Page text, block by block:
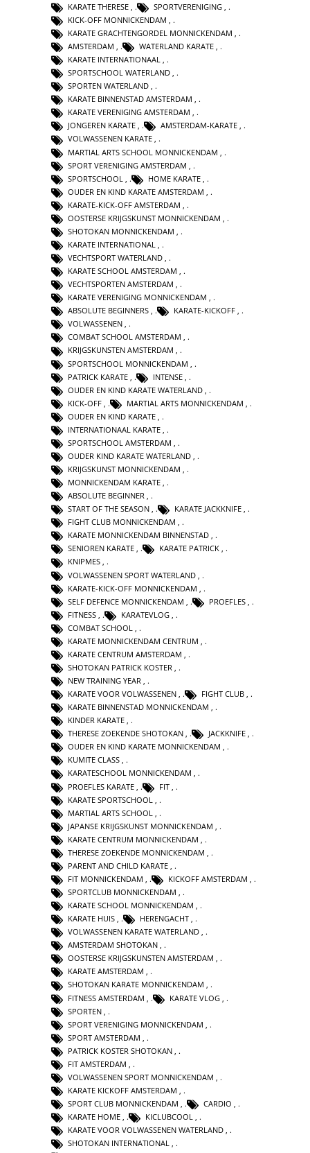
KARATE THERESE
SPORTVERENIGING
KICK-OFF MONNICKENDAM
KARATE GRACHTENGORDEL MONNICKENDAM
AMSTERDAM , WATERLAND KARATE ,
KARATE INTERNATIONAAL ,
SPORTSCHOOL WATERLAND ,
SPORTEN WATERLAND ,
KARATE BINNENSTAD AMSTERDAM ,
KARATE VERENIGING AMSTERDAM ,
JONGEREN KARATE , AMSTERDAM-KARATE ,
VOLWASSENEN KARATE ,
MARTIAL ARTS SCHOOL MONNICKENDAM
SPORT VERENIGING AMSTERDAM
SPORTSCHOOL
HOME KARATE
OUDER EN KIND KARATE AMSTERDAM
KARATE-KICK-OFF AMSTERDAM
OOSTERSE KRIJGSKUNST MONNICKENDAM
SHOTOKAN MONNICKENDAM
KARATE INTERNATIONAL
VECHTSPORT WATERLAND ,
KARATE SCHOOL AMSTERDAM ,
VECHTSPORTEN AMSTERDAM ,
KARATE VERENIGING MONNICKENDAM ,
ABSOLUTE BEGINNERS , KARATE-KICKOFF ,
VOLWASSENEN ,
COMBAT SCHOOL AMSTERDAM ,
KRIJGSKUNSTEN AMSTERDAM ,
SPORTSCHOOL MONNICKENDAM
PATRICK KARATE
INTENSE
OUDER EN KIND KARATE WATERLAND
KICK-OFF
MARTIAL ARTS MONNICKENDAM
OUDER EN KIND KARATE
INTERNATIONAAL KARATE
SPORTSCHOOL AMSTERDAM
OUDER KIND KARATE WATERLAND
KRIJGSKUNST MONNICKENDAM ,
MONNICKENDAM KARATE ,
ABSOLUTE BEGINNER ,
START OF THE SEASON , KARATE JACKKNIFE ,
FIGHT CLUB MONNICKENDAM ,
KARATE MONNICKENDAM BINNENSTAD ,
SENIOREN KARATE , KARATE PATRICK ,
KNIPMES ,
VOLWASSENEN SPORT WATERLAND
KARATE-KICK-OFF MONNICKENDAM
SELF DEFENCE MONNICKENDAM
PROEFLES
FITNESS
KARATEVLOG
COMBAT SCHOOL
KARATE MONNICKENDAM CENTRUM
KARATE CENTRUM AMSTERDAM
SHOTOKAN PATRICK KOSTER
NEW TRAINING YEAR ,
KARATE VOOR VOLWASSENEN , FIGHT CLUB ,
KARATE BINNENSTAD MONNICKENDAM ,
KINDER KARATE ,
THERESE ZOEKENDE SHOTOKAN , JACKKNIFE ,
OUDER EN KIND KARATE MONNICKENDAM ,
KUMITE CLASS ,
KARATESCHOOL MONNICKENDAM ,
PROEFLES KARATE
FIT
KARATE SPORTSCHOOL
MARTIAL ARTS SCHOOL
JAPANSE KRIJGSKUNST MONNICKENDAM
KARATE CENTRUM MONNICKENDAM
THERESE ZOEKENDE MONNICKENDAM
PARENT AND CHILD KARATE
FIT MONNICKENDAM
KICKOFF AMSTERDAM
SPORTCLUB MONNICKENDAM ,
KARATE SCHOOL MONNICKENDAM ,
KARATE HUIS , HERENGACHT ,
VOLWASSENEN KARATE WATERLAND ,
AMSTERDAM SHOTOKAN ,
OOSTERSE KRIJGSKUNSTEN AMSTERDAM ,
KARATE AMSTERDAM ,
SHOTOKAN KARATE MONNICKENDAM ,
FITNESS AMSTERDAM
KARATE VLOG
SPORTEN
SPORT VERENIGING MONNICKENDAM
SPORT AMSTERDAM
PATRICK KOSTER SHOTOKAN
FIT AMSTERDAM
VOLWASSENEN SPORT MONNICKENDAM
KARATE KICKOFF AMSTERDAM
SPORT CLUB MONNICKENDAM , CARDIO ,
KARATE HOME , KICLUBCOOL ,
KARATE VOOR VOLWASSENEN WATERLAND ,
SHOTOKAN INTERNATIONAL ,